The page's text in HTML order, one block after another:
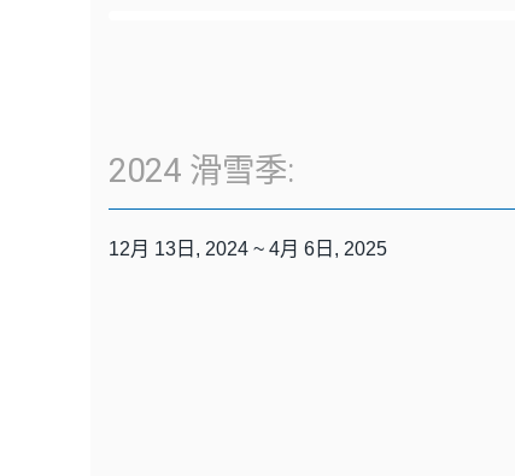
2024 滑雪季:
12月 13日, 2024 ~ 4月 6日, 2025